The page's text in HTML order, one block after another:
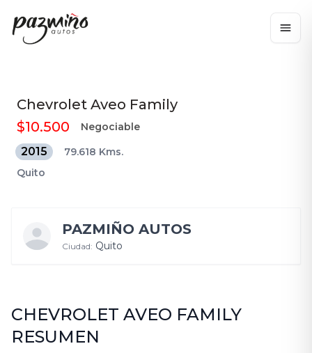
Chevrolet Aveo Family
$10.500
Negociable
2015
79.618 Kms.
Quito
PAZMIÑO AUTOS
Ciudad: Quito
CHEVROLET AVEO FAMILY
RESUMEN